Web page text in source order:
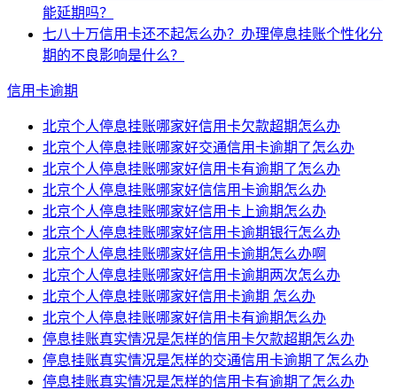
能延期吗？
七八十万信用卡还不起怎么办？办理停息挂账个性化分
期的不良影响是什么？
信用卡逾期
北京个人停息挂账哪家好信用卡欠款超期怎么办
北京个人停息挂账哪家好交通信用卡逾期了怎么办
北京个人停息挂账哪家好信用卡有逾期了怎么办
北京个人停息挂账哪家好信信用卡逾期怎么办
北京个人停息挂账哪家好信用卡上逾期怎么办
北京个人停息挂账哪家好信用卡逾期银行怎么办
北京个人停息挂账哪家好信用卡逾期怎么办啊
北京个人停息挂账哪家好信用卡逾期两次怎么办
北京个人停息挂账哪家好信用卡逾期 怎么办
北京个人停息挂账哪家好信用卡有逾期怎么办
停息挂账真实情况是怎样的信用卡欠款超期怎么办
停息挂账真实情况是怎样的交通信用卡逾期了怎么办
停息挂账真实情况是怎样的信用卡有逾期了怎么办